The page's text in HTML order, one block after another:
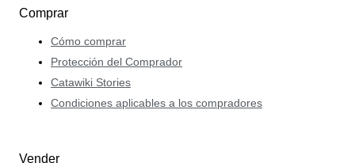
Comprar
Cómo comprar
Protección del Comprador
Catawiki Stories
Condiciones aplicables a los compradores
Vender